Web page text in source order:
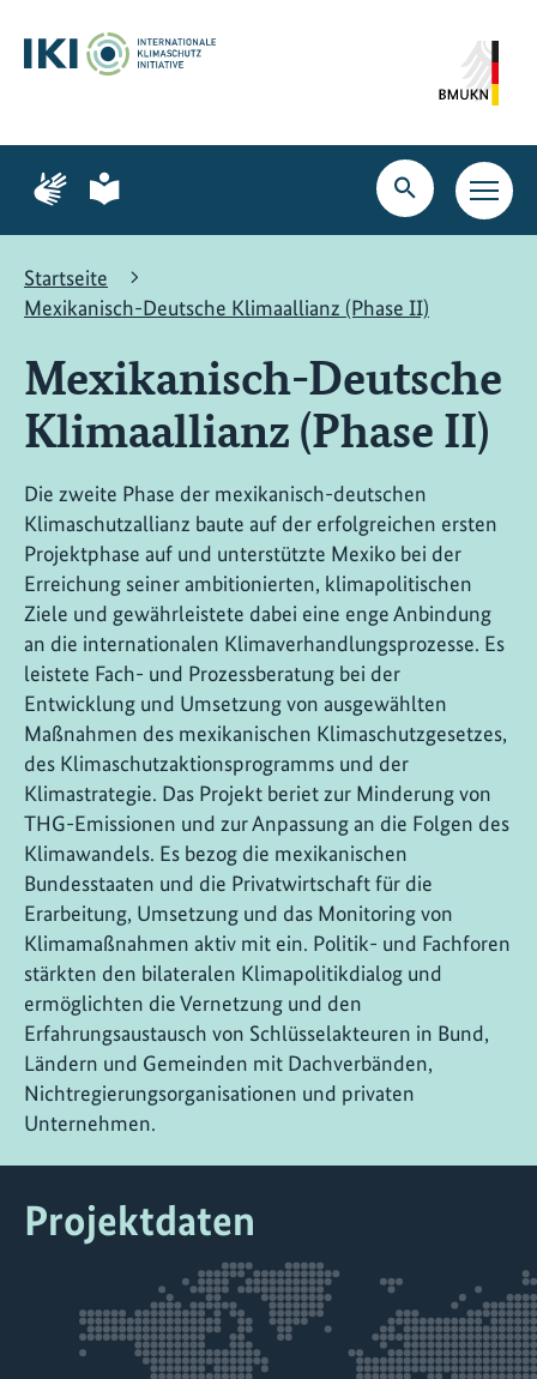
Hauptinhalt
springen
Suche
springen
Hauptnavigation
springen
Zur
Seite
Gebärdensprache
Zur
Seite
leichte
Suche
öffnen
Startseite
Mexikanisch-Deutsche Klimaallianz (Phase II)
Mexikanisch-Deutsche
Klimaallianz (Phase II)
Die zweite Phase der mexikanisch-deutschen
Klimaschutzallianz baute auf der erfolgreichen ersten
Projektphase auf und unterstützte Mexiko bei der
Erreichung seiner ambitionierten, klimapolitischen
Ziele und gewährleistete dabei eine enge Anbindung
an die internationalen Klimaverhandlungsprozesse. Es
leistete Fach- und Prozessberatung bei der
Entwicklung und Umsetzung von ausgewählten
Maßnahmen des mexikanischen Klimaschutzgesetzes,
des Klimaschutzaktionsprogramms und der
Klimastrategie. Das Projekt beriet zur Minderung von
THG-Emissionen und zur Anpassung an die Folgen des
Klimawandels. Es bezog die mexikanischen
Bundesstaaten und die Privatwirtschaft für die
Erarbeitung, Umsetzung und das Monitoring von
Klimamaßnahmen aktiv mit ein. Politik- und Fachforen
stärkten den bilateralen Klimapolitikdialog und
ermöglichten die Vernetzung und den
Erfahrungsaustausch von Schlüsselakteuren in Bund,
Ländern und Gemeinden mit Dachverbänden,
Nichtregierungsorganisationen und privaten
Unternehmen.
Projektdaten